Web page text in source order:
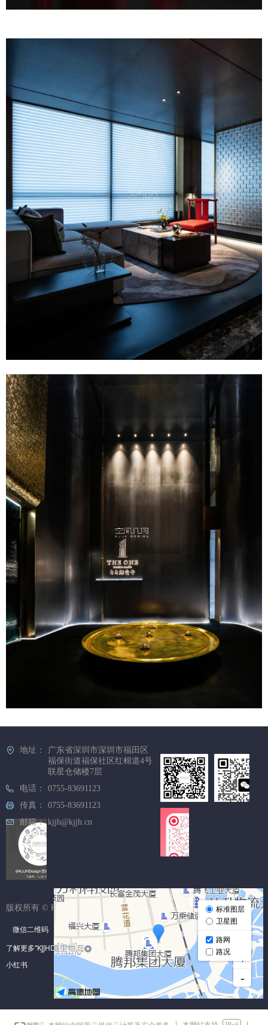
地址：
广东省深圳市深圳市福田区
福保街道福保社区红棉道4号
联星仓储楼7层
电话：
0755-83691123
传真：
0755-83691123
邮箱： kjjh@kjjh.cn
版权所有 © KJJHDESIGN 空间几何设计
微信公
众号
微信二维码
小红书
了解更多“KJJHDESIGN空间几何设计”在以上二维码